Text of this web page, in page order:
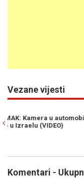
Vezane vijesti
IZRAEL OBJAVIO:
(VIDEO)
Komentari -